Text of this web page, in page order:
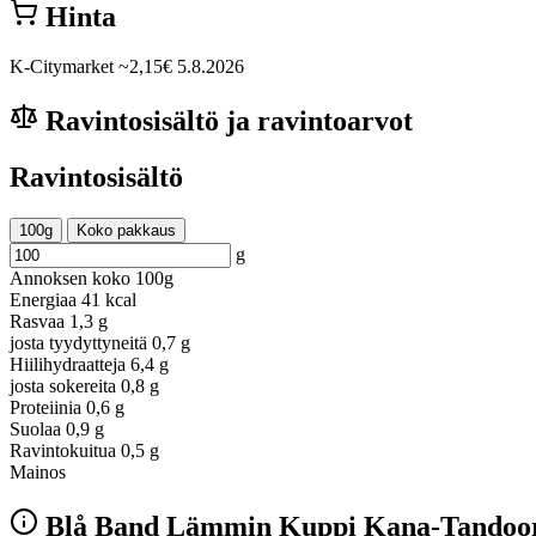
Hinta
K-Citymarket ~2,15€ 5.8.2026
Ravintosisältö ja ravintoarvot
Ravintosisältö
100g Koko pakkaus
g
Annoksen koko 100g
Energiaa 41 kcal
Rasvaa 1,3 g
josta tyydyttyneitä 0,7 g
Hiilihydraatteja 6,4 g
josta sokereita 0,8 g
Proteiinia 0,6 g
Suolaa 0,9 g
Ravintokuitua 0,5 g
Mainos
Blå Band Lämmin Kuppi Kana-